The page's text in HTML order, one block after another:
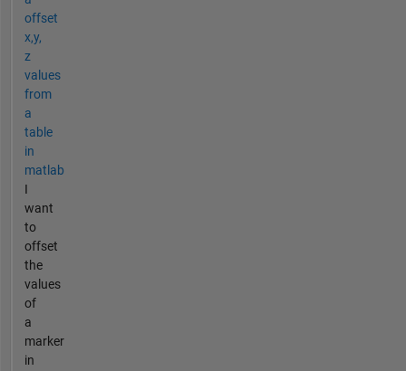
offset
x,y,
z
values
from
a
table
in
matlab
I
want
to
offset
the
values
of
a
marker
in